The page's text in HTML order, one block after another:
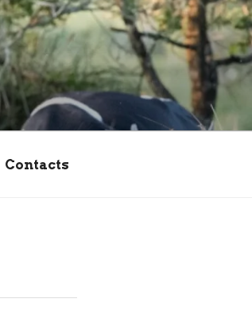
Contacts